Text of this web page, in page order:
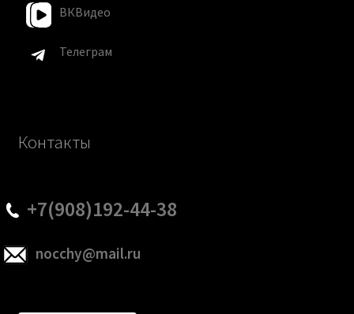
ВКВидео
Телеграм
Контакты
+7(908)192-44-38
nocchy@mail.ru